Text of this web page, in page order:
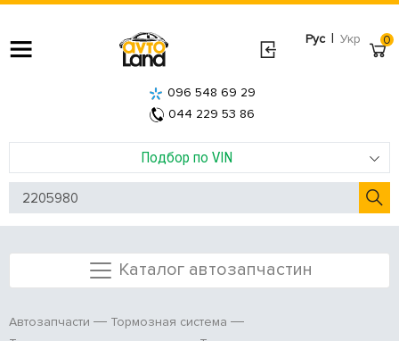
Рус | Укр
Подбор по VIN
096 548 69 29
044 229 53 86
0
Каталог автозапчастин
Автозапчасти
Тормозная система